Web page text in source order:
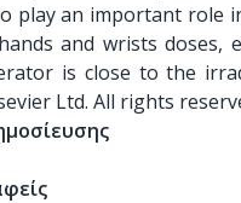
play an important role
and wrists doses,
is close to the
Ltd. All rights